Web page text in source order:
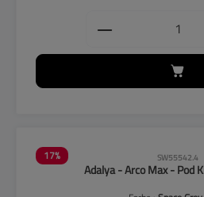
Produkt
17% SW55542.4
Adalya - Arco Max - Pod